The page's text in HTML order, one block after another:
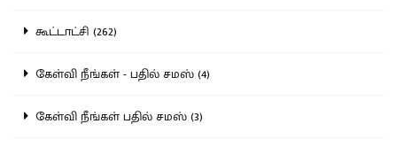
கூட்டாட்சி (262)
கேள்வி நீங்கள் - பதில் சமஸ் (4)
கேள்வி நீங்கள் பதில் சமஸ் (3)